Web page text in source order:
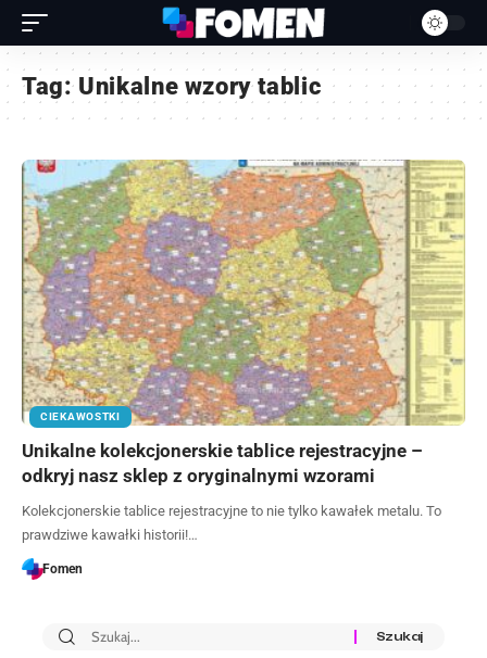
Tag: Unikalne wzory tablic
CIEKAWOSTKI
Unikalne kolekcjonerskie tablice rejestracyjne –
odkryj nasz sklep z oryginalnymi wzorami
Kolekcjonerskie tablice rejestracyjne to nie tylko kawałek metalu. To
prawdziwe kawałki historii!…
Fomen